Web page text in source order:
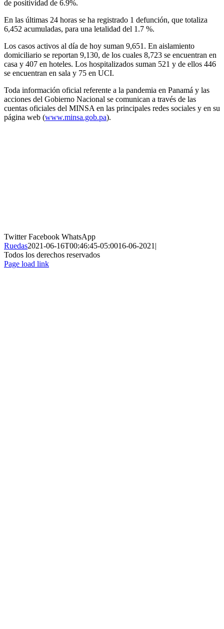
de positividad de 6.9%.
En las últimas 24 horas se ha registrado 1 defunción, que totaliza
6,452 acumuladas, para una letalidad del 1.7 %.
Los casos activos al día de hoy suman 9,651. En aislamiento
domiciliario se reportan 9,130, de los cuales 8,723 se encuentran en
casa y 407 en hoteles. Los hospitalizados suman 521 y de ellos 446
se encuentran en sala y 75 en UCI.
Toda información oficial referente a la pandemia en Panamá y las
acciones del Gobierno Nacional se comunican a través de las
cuentas oficiales del MINSA en las principales redes sociales y en su
página web (www.minsa.gob.pa).
TwitterFacebook WhatsApp
Ruedas2021-06-16T00:46:45-05:0016-06-2021|
Todos los derechos reservados
Page load link